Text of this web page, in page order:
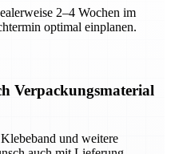
2–4 Wochen im
optimal einplanen.
Verpackungsmaterial
und weitere